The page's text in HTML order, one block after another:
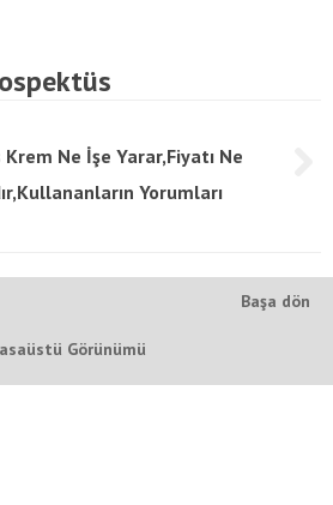
Ne İşe Yarar,Fiyatı Ne
Yorumları
Başa dön
Görünümü